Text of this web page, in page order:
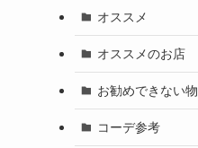
オススメ
オススメのお店
お勧めできない物
コーデ参考